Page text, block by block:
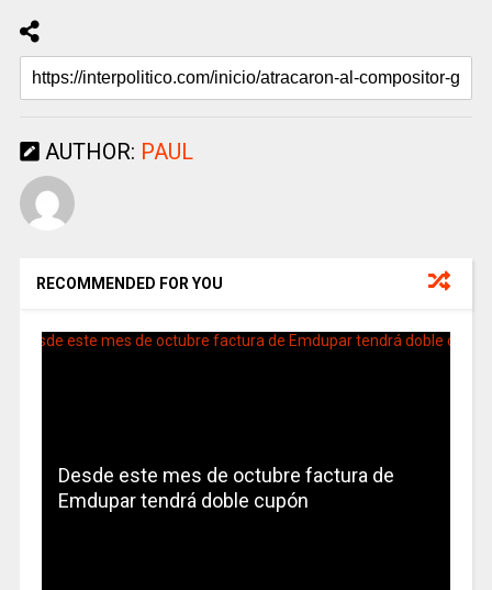
AUTHOR: PAUL
RECOMMENDED FOR YOU
Desde este mes de octubre factura de
Emdupar tendrá doble cupón